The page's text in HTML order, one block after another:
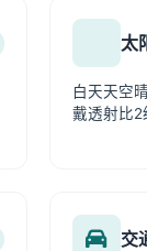
太
白天天空
戴透射比
交